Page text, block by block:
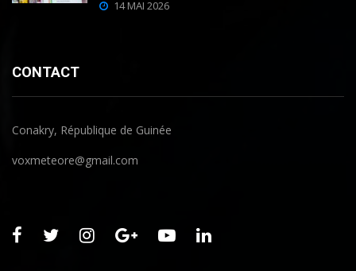
14 MAI 2026
CONTACT
Conakry, République de Guinée
voxmeteore@gmail.com